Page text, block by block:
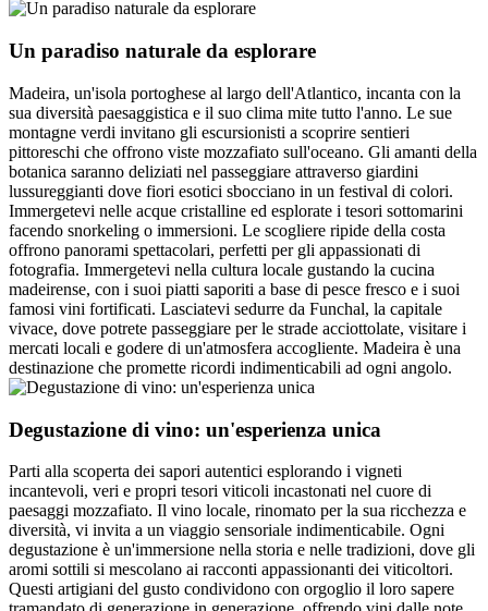
Un paradiso naturale da esplorare
Madeira, un'isola portoghese al largo dell'Atlantico, incanta con la
sua diversità paesaggistica e il suo clima mite tutto l'anno. Le sue
montagne verdi invitano gli escursionisti a scoprire sentieri
pittoreschi che offrono viste mozzafiato sull'oceano. Gli amanti della
botanica saranno deliziati nel passeggiare attraverso giardini
lussureggianti dove fiori esotici sbocciano in un festival di colori.
Immergetevi nelle acque cristalline ed esplorate i tesori sottomarini
facendo snorkeling o immersioni. Le scogliere ripide della costa
offrono panorami spettacolari, perfetti per gli appassionati di
fotografia. Immergetevi nella cultura locale gustando la cucina
madeirense, con i suoi piatti saporiti a base di pesce fresco e i suoi
famosi vini fortificati. Lasciatevi sedurre da Funchal, la capitale
vivace, dove potrete passeggiare per le strade acciottolate, visitare i
mercati locali e godere di un'atmosfera accogliente. Madeira è una
destinazione che promette ricordi indimenticabili ad ogni angolo.
Degustazione di vino: un'esperienza unica
Parti alla scoperta dei sapori autentici esplorando i vigneti
incantevoli, veri e propri tesori viticoli incastonati nel cuore di
paesaggi mozzafiato. Il vino locale, rinomato per la sua ricchezza e
diversità, vi invita a un viaggio sensoriale indimenticabile. Ogni
degustazione è un'immersione nella storia e nelle tradizioni, dove gli
aromi sottili si mescolano ai racconti appassionanti dei viticoltori.
Questi artigiani del gusto condividono con orgoglio il loro sapere